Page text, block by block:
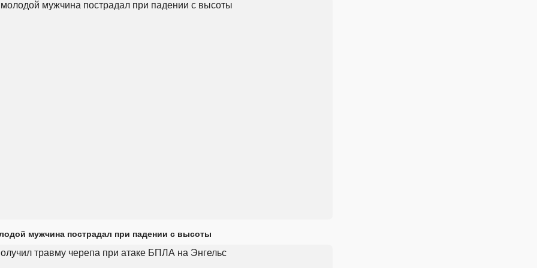
мужчина пострадал при падении с высоты